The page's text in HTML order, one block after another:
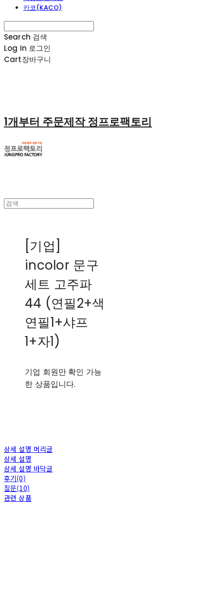
카코(KACO)
Search 검색
Log In 로그인
Cart장바구니
1개부터 주문제작 정프로팩토리
[기업]
incolor 문구
세트 고주파
44 (연필2+색
연필1+샤프
1+자1)
기업 회원만 확인 가능
한 상품입니다.
상세 설명 머리글
상세 설명
상세 설명 바닥글
후기(0)
질문(10)
관련 상품